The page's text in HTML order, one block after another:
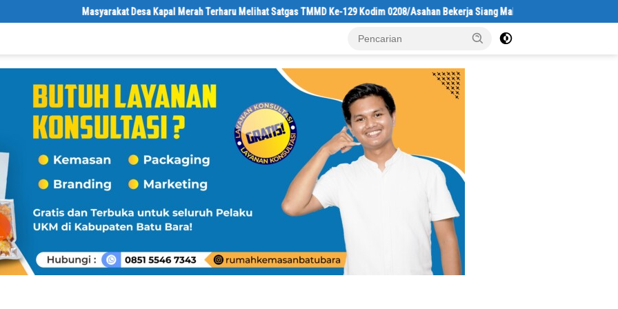
Masyarakat Desa Kapal Merah Terharu Melihat Satgas TMMD Ke-129 Kodim 0208/Asahan Bekerja Siang Malam Demi Renovasi Mushollah Al